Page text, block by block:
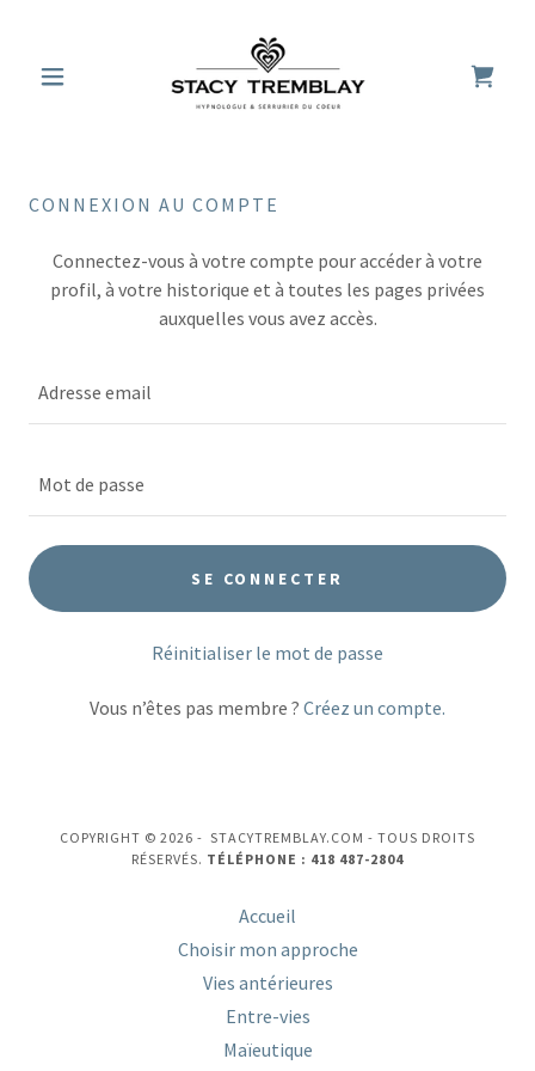
CONNEXION AU COMPTE
Connectez-vous à votre compte pour accéder à votre
profil, à votre historique et à toutes les pages privées
auxquelles vous avez accès.
SE CONNECTER
Réinitialiser le mot de passe
Vous n’êtes pas membre ? Créez un compte.
COPYRIGHT © 2026 - STACYTREMBLAY.COM - TOUS DROITS
RÉSERVÉS. TÉLÉPHONE : 418 487-2804
Accueil
Choisir mon approche
Vies antérieures
Entre-vies
Maïeutique